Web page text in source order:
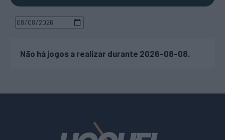
Não há jogos a realizar durante 2026-08-08.